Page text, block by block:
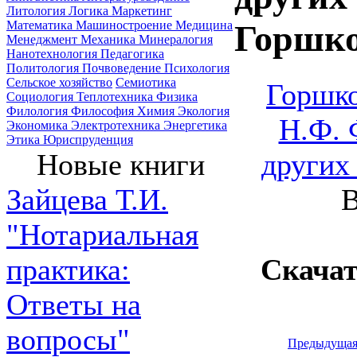
Литология Логика Маркетинг
Математика Машиностроение Медицина
Менеджмент Механика Минералогия
Нанотехнология Педагогика
Политология Почвоведение Психология
Сельское хозяйство Семиотика
Социология Теплотехника Физика
Филология Философия Химия Экология
Экономика Электротехника Энергетика
Этика Юриспруденция
Новые книги
Зайцева Т.И.
"Нотариальная
практика:
Ответы на
вопросы"
Н.Ф.
Предыдущая